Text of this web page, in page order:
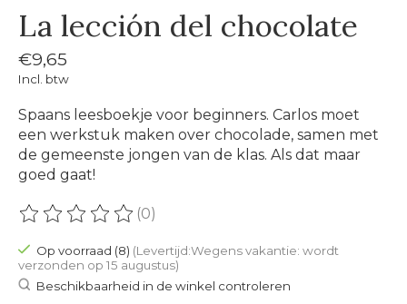
La lección del chocolate
€9,65
Incl. btw
Spaans leesboekje voor beginners. Carlos moet
een werkstuk maken over chocolade, samen met
de gemeenste jongen van de klas. Als dat maar
goed gaat!
De beoordeling van dit product is
(0)
Op voorraad (8) (Levertijd:Wegens vakantie: wordt
verzonden op 15 augustus)
Beschikbaarheid in de winkel controleren